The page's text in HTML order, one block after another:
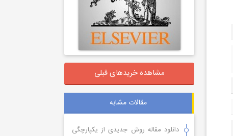
مشاهده خریدهای قبلی
مقالات مشابه
دانلود مقاله روش جدیدی از یکپارچگی